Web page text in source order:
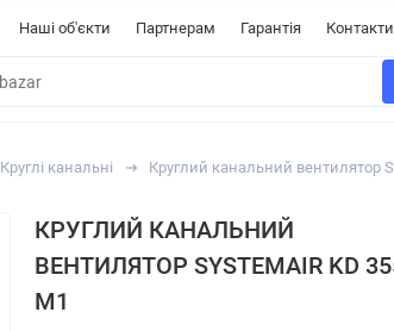
Наші об'єкти Партнерам Гарантія Контакти
Круглі канальні Круглий канальний вентилятор
КРУГЛИЙ КАНАЛЬНИЙ
ВЕНТИЛЯТОР SYSTEMAIR KD
M1